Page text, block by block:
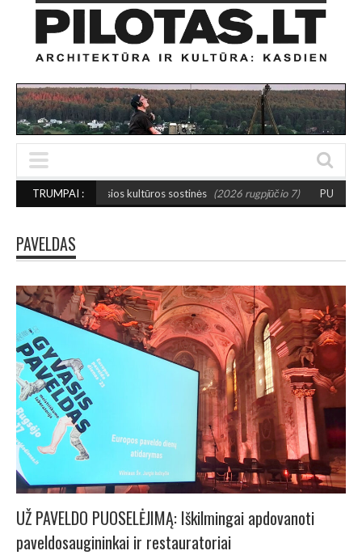
TRUMPAI :
kultūros sostinės (2026 rugpjūčio 7) PUSIAUSVYROS AKTAS
PAVELDAS
UŽ PAVELDO PUOSELĖJIMĄ: Iškilmingai apdovanoti
paveldosaugininkai ir restauratoriai